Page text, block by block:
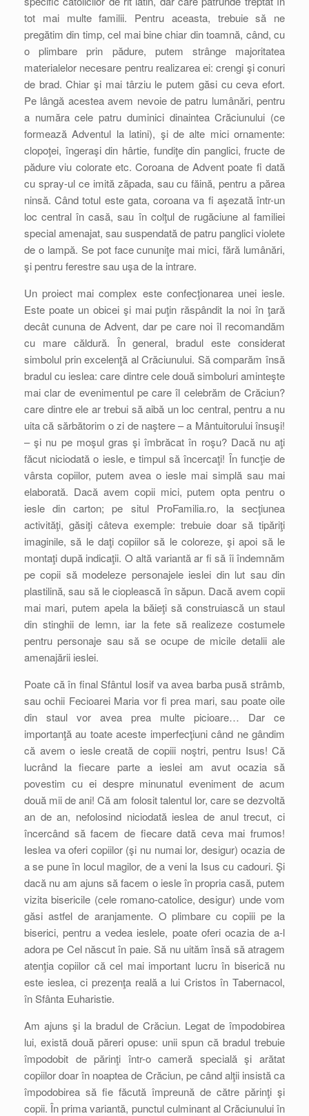
tot mai multe familii. Pentru aceasta, trebuie să ne
pregătim din timp, cel mai bine chiar din toamnă, când, cu
o plimbare prin pădure, putem strânge majoritatea
materialelor necesare pentru realizarea ei: crengi şi conuri
de brad. Chiar şi mai târziu le putem găsi cu ceva efort.
Pe lângă acestea avem nevoie de patru lumânări, pentru
a număra cele patru duminici dinaintea Crăciunului (ce
formează Adventul la latini), şi de alte mici ornamente:
clopoţei, îngeraşi din hârtie, fundiţe din panglici, fructe de
pădure viu colorate etc. Coroana de Advent poate fi dată
cu spray-ul ce imită zăpada, sau cu făină, pentru a părea
ninsă. Când totul este gata, coroana va fi aşezată într-un
loc central în casă, sau în colţul de rugăciune al familiei
special amenajat, sau suspendată de patru panglici violete
de o lampă. Se pot face cununiţe mai mici, fără lumânări,
şi pentru ferestre sau uşa de la intrare.
Un proiect mai complex este confecţionarea unei iesle.
Este poate un obicei şi mai puţin răspândit la noi în ţară
decât cununa de Advent, dar pe care noi îl recomandăm
cu mare căldură. În general, bradul este considerat
simbolul prin excelenţă al Crăciunului. Să comparăm însă
bradul cu ieslea: care dintre cele două simboluri aminteşte
mai clar de evenimentul pe care îl celebrăm de Crăciun?
care dintre ele ar trebui să aibă un loc central, pentru a nu
uita că sărbătorim o zi de naştere – a Mântuitorului însuşi!
– şi nu pe moşul gras şi îmbrăcat în roşu? Dacă nu aţi
făcut niciodată o iesle, e timpul să încercaţi! În funcţie de
vârsta copiilor, putem avea o iesle mai simplă sau mai
elaborată. Dacă avem copii mici, putem opta pentru o
iesle din carton; pe situl ProFamilia.ro, la secţiunea
activităţi, găsiţi câteva exemple: trebuie doar să tipăriţi
imaginile, să le daţi copiilor să le coloreze, şi apoi să le
montaţi după indicaţii. O altă variantă ar fi să îi îndemnăm
pe copii să modeleze personajele ieslei din lut sau din
plastilină, sau să le cioplească în săpun. Dacă avem copii
mai mari, putem apela la băieţi să construiască un staul
din stinghii de lemn, iar la fete să realizeze costumele
pentru personaje sau să se ocupe de micile detalii ale
amenajării ieslei.
Poate că în final Sfântul Iosif va avea barba pusă strâmb,
sau ochii Fecioarei Maria vor fi prea mari, sau poate oile
din staul vor avea prea multe picioare… Dar ce
importanţă au toate aceste imperfecţiuni când ne gândim
că avem o iesle creată de copiii noştri, pentru Isus! Că
lucrând la fiecare parte a ieslei am avut ocazia să
povestim cu ei despre minunatul eveniment de acum
două mii de ani! Că am folosit talentul lor, care se dezvoltă
an de an, nefolosind niciodată ieslea de anul trecut, ci
încercând să facem de fiecare dată ceva mai frumos!
Ieslea va oferi copiilor (şi nu numai lor, desigur) ocazia de
a se pune în locul magilor, de a veni la Isus cu cadouri. Şi
dacă nu am ajuns să facem o iesle în propria casă, putem
vizita bisericile (cele romano-catolice, desigur) unde vom
găsi astfel de aranjamente. O plimbare cu copiii pe la
biserici, pentru a vedea ieslele, poate oferi ocazia de a-l
adora pe Cel născut în paie. Să nu uităm însă să atragem
atenţia copiilor că cel mai important lucru în biserică nu
este ieslea, ci prezenţa reală a lui Cristos în Tabernacol,
în Sfânta Euharistie.
Am ajuns şi la bradul de Crăciun. Legat de împodobirea
lui, există două păreri opuse: unii spun că bradul trebuie
împodobit de părinţi într-o cameră specială şi arătat
copiilor doar în noaptea de Crăciun, pe când alţii insistă ca
împodobirea să fie făcută împreună de către părinţi şi
copii. În prima variantă, punctul culminant al Crăciunului în